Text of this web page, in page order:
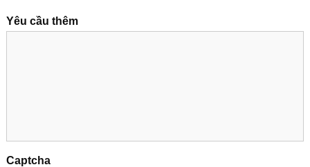
Yêu cầu thêm
Captcha